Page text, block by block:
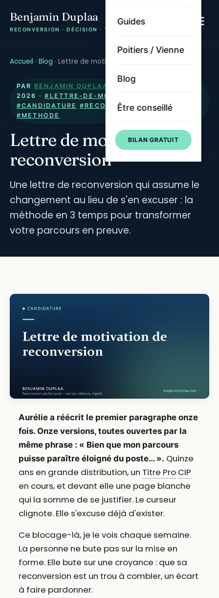
Benjamin Duplaa
RECONVERSION · DÉCISION · TRAJECTOIRE
Guides
Poitiers / Vienne
Blog
Être conseillé
BILAN GRATUIT
Accueil · Blog · Lettre de motivation de reconversion
PAR BENJAMIN DUPLAA · PUBLIÉ LE
2026 ·#LETTRE-DE-MOTIVATION
#CANDIDATURE #RECONVERSION #EMPLOI
#METHODE
Lettre de motivation de
reconversion
Une lettre de reconversion qui assume le
changement au lieu de s'en excuser : la
méthode en 3 temps pour transformer
votre parcours en preuve.
Aurélie a réécrit le premier paragraphe onze
fois. Onze versions, toutes ouvertes par la
même phrase : « Bien que mon parcours
puisse paraître éloigné du poste… ». Quinze
ans en grande distribution, un Titre Pro CIP
en cours, et devant elle une page blanche
qui la somme de se justifier. Le curseur
clignote. Elle s'excuse déjà d'exister.
Ce blocage-là, je le vois chaque semaine.
La personne ne bute pas sur la mise en
forme. Elle bute sur une croyance : que sa
reconversion est un trou à combler, un écart
à faire pardonner.